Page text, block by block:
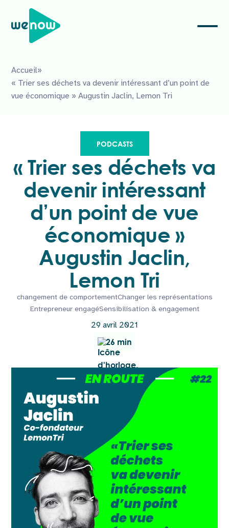
Accueil»
« Trier ses déchets va devenir intéressant d’un point de
vue économique » Augustin Jaclin, Lemon Tri
PODCASTS
« Trier ses déchets va
devenir intéressant
d’un point de vue
économique »
Augustin Jaclin,
Lemon Tri
changement de comportementChanger les représentations
Entrepreneur engagéSensibilisation & engagement
29 avril 2021
26 min